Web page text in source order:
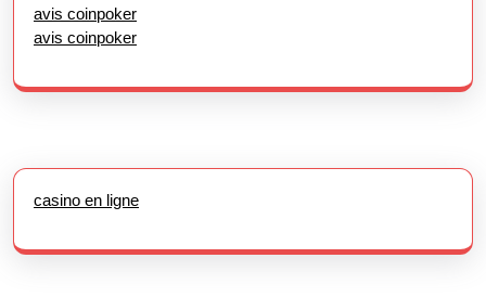
avis coinpoker
avis coinpoker
casino en ligne